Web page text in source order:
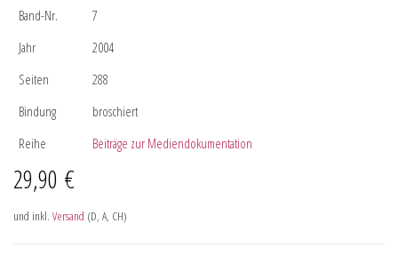
Band-Nr.
7
Jahr
2004
Seiten
288
Bindung
broschiert
Reihe
Beiträge zur Mediendokumentation
29,90 €
und inkl. Versand (D, A, CH)